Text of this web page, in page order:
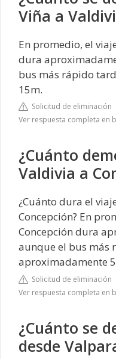
Viña a
En promedio, el
dura
bus más rápido
15m.
Solicitud de eliminación
Ver respuesta completa en
¿Cuánto
Valdivia a
¿Cuánto dura el
Concepción? En
Concepción dura
aunque el bus más
aproximadamente
Solicitud de eliminación
Ver respuesta completa en
¿Cuánto se
desde